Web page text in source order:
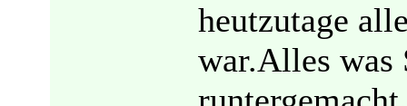
heutzutage
war.Alles was